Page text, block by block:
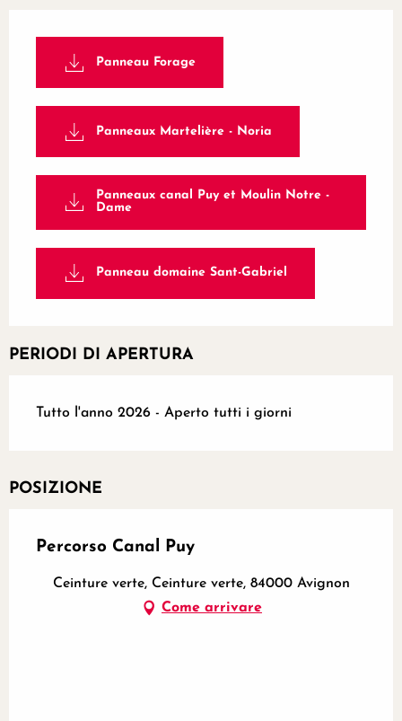
Panneau Forage
Panneaux Martelière - Noria
Panneaux canal Puy et Moulin Notre -
Dame
Panneau domaine Sant-Gabriel
PERIODI DI APERTURA
Tutto l'anno 2026 - Aperto tutti i giorni
POSIZIONE
Percorso Canal Puy
Ceinture verte, Ceinture verte, 84000 Avignon
Come arrivare